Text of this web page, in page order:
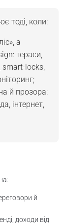
тоді, коли:
а
тераси,
smart-locks,
й прозора:
інтернет,
й
доходи від